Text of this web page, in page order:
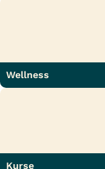
Wellness
Kurse